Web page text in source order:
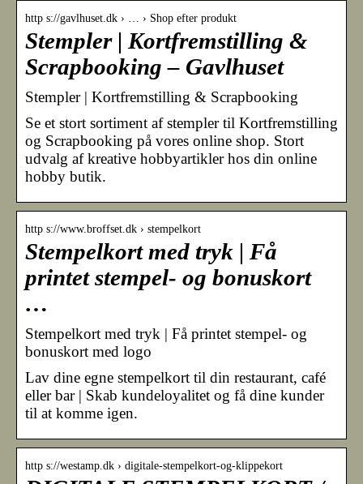
http s://gavlhuset.dk › … › Shop efter produkt
Stempler | Kortfremstilling &
Scrapbooking – Gavlhuset
Stempler | Kortfremstilling & Scrapbooking
Se et stort sortiment af stempler til Kortfremstilling
og Scrapbooking på vores online shop. Stort
udvalg af kreative hobbyartikler hos din online
hobby butik.
http s://www.broffset.dk › stempelkort
Stempelkort med tryk | Få
printet stempel- og bonuskort
…
Stempelkort med tryk | Få printet stempel- og
bonuskort med logo
Lav dine egne stempelkort til din restaurant, café
eller bar | Skab kundeloyalitet og få dine kunder
til at komme igen.
http s://westamp.dk › digitale-stempelkort-og-klippekort